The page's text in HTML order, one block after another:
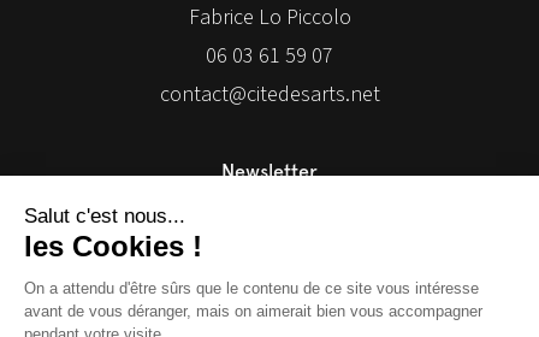
Fabrice Lo Piccolo
06 03 61 59 07
contact@citedesarts.net
Newsletter